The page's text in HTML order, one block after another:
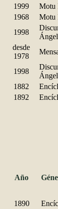
1999
Motu
1968
Motu
1998
desde
1978
1998
1882
1892
Año
1890